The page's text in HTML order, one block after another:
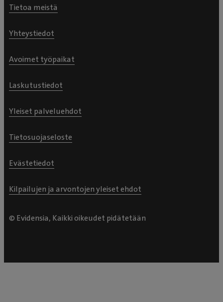
Tietoa meistä
Yhteystiedot
Avoimet työpaikat
Laskutustiedot
Yleiset palveluehdot
Tietosuojaseloste
Evästetiedot
Kilpailujen ja arvontojen yleiset ehdot
© Evidensia, Kaikki oikeudet pidätetään